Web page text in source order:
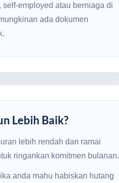
self-employed atau berniaga di
ada dokumen
Lebih Baik?
lebih rendah dan ramai
ringankan komitmen bulanan.
anda mahu habiskan hutang